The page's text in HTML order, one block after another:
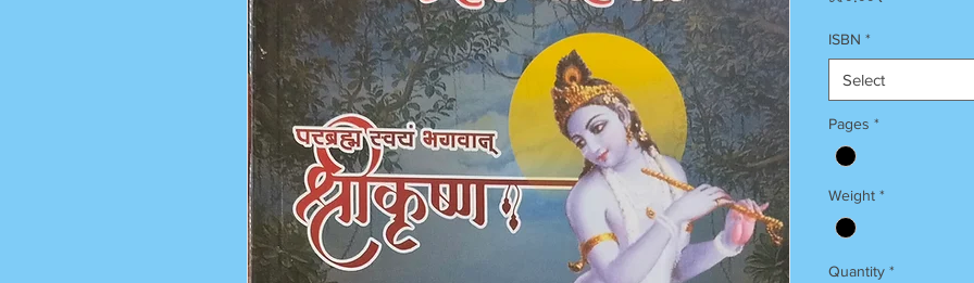
ISBN *
Select
Pages *
Weight *
Quantity *